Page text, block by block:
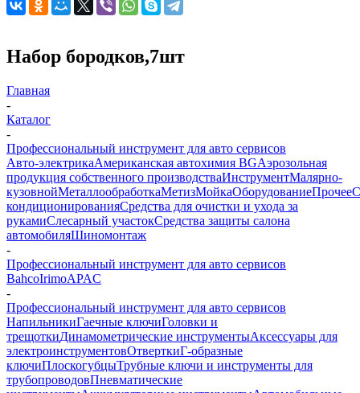
Набор бородков,7шт
Главная
-
Каталог
-
Профессиональный инструмент для авто сервисов
Авто-электрикаАмериканская автохимия BGАэрозольная
продукция собственного производстваИнструментМалярно-
кузовнойМеталлообработкаМетизМойкаОборудованиеПрочее
кондиционированияСредства для очистки и ухода за
рукамиСлесарный участокСредства защиты салона
автомобиляШиномонтаж
-
Профессиональный инструмент для авто сервисов
BahcoIrimoAPAC
-
Профессиональный инструмент для авто сервисов
НапильникиГаечные ключиГоловки и
трещоткиДинамометрические инструментыАксессуары для
электроинструментовОтверткиГ-образные
ключиПлоскогубцыТрубные ключи и инструменты для
трубопроводовПневматические